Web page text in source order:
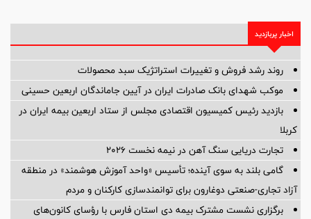
اخبار پربازدید
روند رشد فروش و تغییرات استراتژیک سبد محصولات
موکب شهدای بانک صادرات ایران در آیین جاماندگان اربعین حسینی
بازدید رئیس کمیسیون اقتصادی مجلس از ستاد اربعین بیمه ایران در
کربلا
تجارت دریایی سنگ آهن در نیمه نخست ۲۰۲۶
گامی بلند به سوی آینده؛ تأسیس «واحد آموزش هوشمند» در منطقه
آزاد تجاری-صنعتی دوغارون برای توانمندسازی کارکنان و مردم
برگزاری نشست مشترک بیمه دی استان فارس با رؤسای کانون‌های